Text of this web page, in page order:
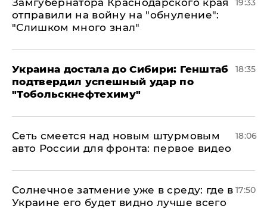
Замгубернатора Краснодарского края
отправили на войну на "обнуление":
"Слишком много знал"
19:33
Украина достала до Сибири: Генштаб
подтвердил успешный удар по
"Тобольскнефтехиму"
18:35
Сеть смеется над новым штурмовым
авто России для фронта: первое видео
18:06
​Солнечное затмение уже в среду: где в
Украине его будет видно лучше всего
17:50